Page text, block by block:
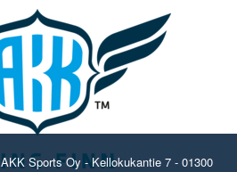
AKK Sports Oy - Kellokukantie 7 - 01300